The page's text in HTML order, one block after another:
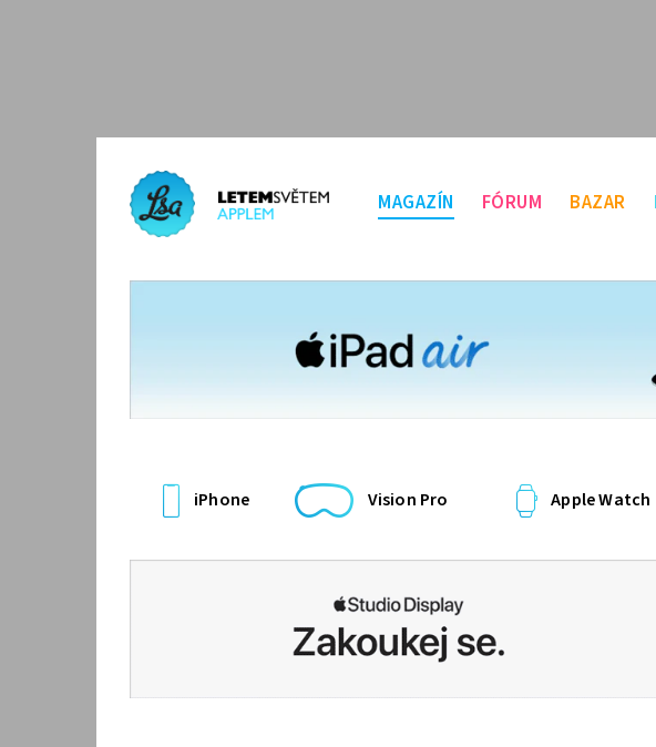
MAGAZÍN FÓRUM BAZAR
iPhone Vision Pro Apple Watch